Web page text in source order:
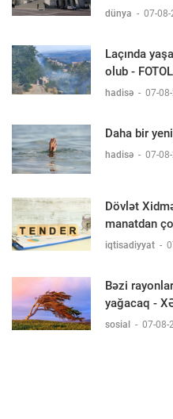
dünya - 07-
Laçında
olub -
hadisə - 07-
Daha bir
hadisə - 07-
Dövlət
manatdan
iqtisadiyyat -
Bəzi
yağacaq -
sosial - 07-08-